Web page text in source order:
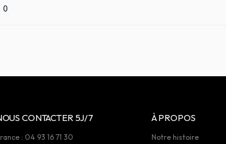
CONTACTER 5J/7
: 04 93 16 71 30
À PROPOS
Notre histoire